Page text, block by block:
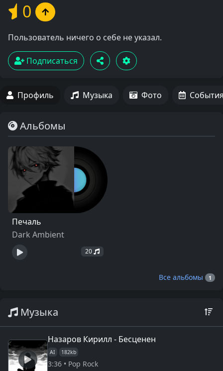
0
Пользователь ничего о себе не указал.
Подписаться
Профиль Музыка Фото
Альбомы
Печаль
Dark Ambient
20
Все альбомы 1
Музыка
Назаров Кирилл - Бесценен
AI 182kb
3:36 • Pop Rock